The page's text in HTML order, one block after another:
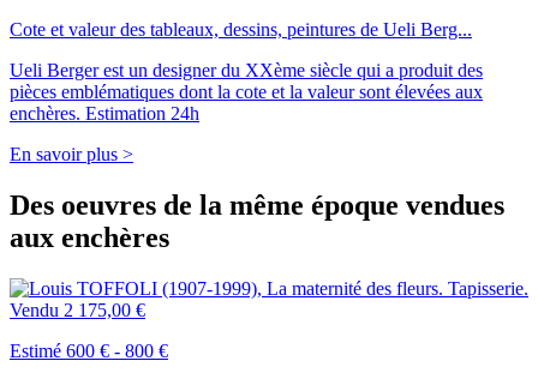
Cote et valeur des tableaux, dessins, peintures de Ueli Berg...
Ueli Berger est un designer du XXème siècle qui a produit des
pièces emblématiques dont la cote et la valeur sont élevées aux
enchères. Estimation 24h
En savoir plus >
Des oeuvres de la même époque vendues
aux enchères
Vendu 2 175,00 €
Estimé 600 € - 800 €